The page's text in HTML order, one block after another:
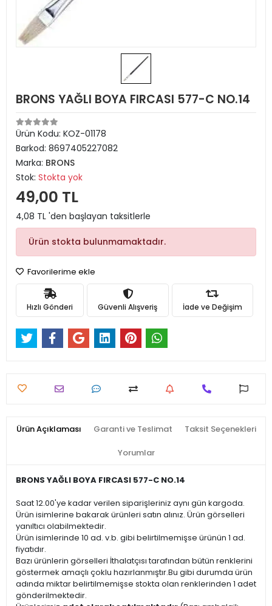
BRONS YAĞLI BOYA FIRCASI 577-C NO.14
Ürün Kodu: KOZ-01178
Barkod: 8697405227082
Marka: BRONS
Stok: Stokta yok
49,00 TL
4,08 TL 'den başlayan taksitlerle
Ürün stokta bulunmamaktadır.
Favorilerime ekle
Hızlı Gönderi Güvenli Alışveriş İade ve Değişim
Ürün Açıklaması Garanti ve Teslimat Taksit Seçenekleri
Yorumlar
BRONS YAĞLI BOYA FIRCASI 577-C NO.14
Saat 12.00'ye kadar verilen siparişleriniz aynı gün kargoda.
Ürün isimlerine bakarak ürünleri satın alınız. Ürün görselleri
yanıltıcı olabilmektedir.
Ürün isimlerinde 10 ad. v.b. gibi belirtilmemişse ürünün 1 ad.
fiyatıdır.
Bazı ürünlerin görselleri İthalatçısı tarafından bütün renklerini
göstermek amaçlı çoklu hazırlanmıştır.Bu gibi durumda ürün
adında miktar belirtilmemişse stokta olan renklerinden 1 adet
gönderilmektedir.